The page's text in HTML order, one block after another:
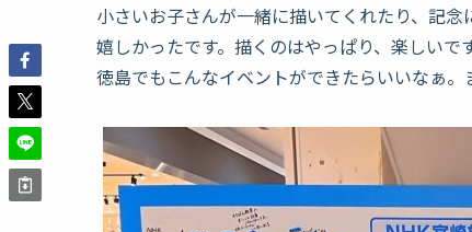
小さいお子さんが一緒に描いてくれたり、記
嬉しかったです。描くのはやっぱり、楽しいで
徳島でもこんなイベントができたらいいなぁ。